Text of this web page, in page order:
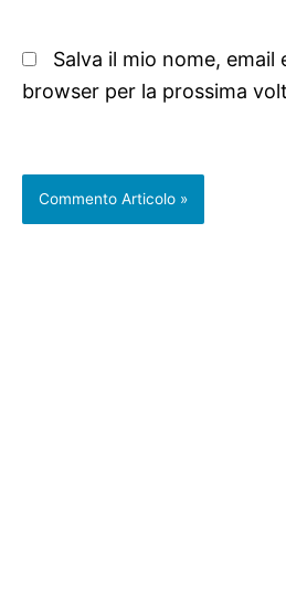
Salva il mio nome,
browser per la prossima